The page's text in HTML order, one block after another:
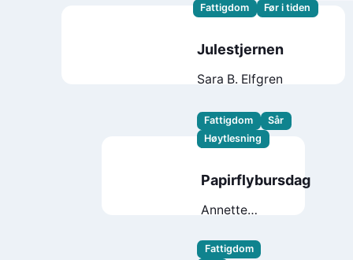
Fattigdom
Før i tiden
Julestjernen
Sara B. Elfgren
Fattigdom
Sår
Høytlesning
Papirflybursdag
Annette
Helland
Fattigdom